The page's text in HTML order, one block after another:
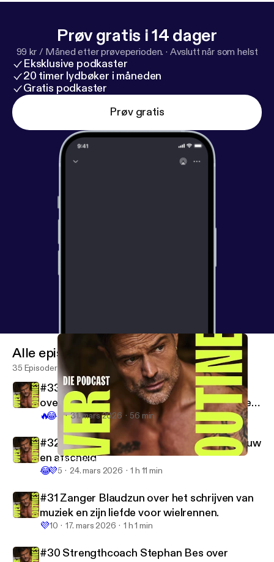
Prøv gratis i 14 dager
99 kr / Måned etter prøveperioden. · Avslutt når som helst
Eksklusive podkaster
20 timer lydbøker i måneden
Gratis podkaster
Prøv gratis
#30 Strengthcoach Stephan Bes over functioneel trainen
Die podcast over routines
Alle episoder
35 Episoder
#33 Hardloopfenomeen Dafne Schippers
over de offers die ze bracht om de beste ter
wereld te worden
🔥😂 31. mars 2026 56 min
#32 Uitvaartverzorger Iede Hoorn over rouw
en afscheid
😂💜5 24. mars 2026 1 h 11 min
#31 Zanger Blaudzun over het schrijven van
muziek en zijn liefde voor wielrennen.
💜10 17. mars 2026 1 h 1 min
#30 Strengthcoach Stephan Bes over